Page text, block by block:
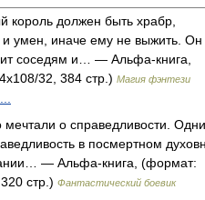
король должен быть храбр,
умен, иначе ему не выжить. Он
соседям и… — Альфа-книга,
32, 384 стр.) Магия фэнтези
мечтали о справедливости. Одни
в посмертном
— Альфа-книга, (формат:
стр.) Фантастический боевик